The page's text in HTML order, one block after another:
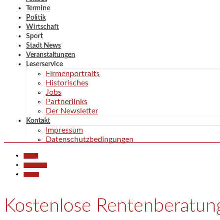
Termine
Politik
Wirtschaft
Sport
Stadt News
Veranstaltungen
Leserservice
Firmenportraits
Historisches
Jobs
Partnerlinks
Der Newsletter
Kontakt
Impressum
Datenschutzbedingungen
Kostenlose